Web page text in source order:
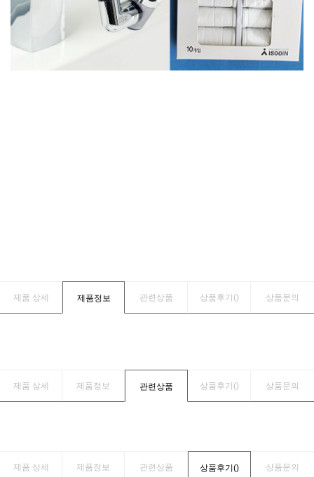
제품 상세 제품정보 관련상품 상품후기() 상품문의
제품 상세 제품정보 관련상품 상품후기() 상품문의
제품 상세 제품정보 관련상품 상품후기() 상품문의